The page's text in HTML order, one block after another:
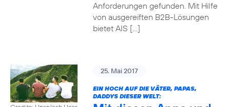
Anforderungen gefunden. Mit Hilfe
von ausgereiften B2B-Lösungen
bietet AIS […]
25. Mai 2017
EIN HOCH AUF DIE VÄTER, PAPAS,
DADDYS DIESER WELT: